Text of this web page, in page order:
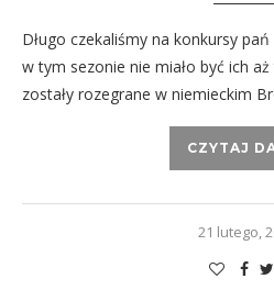
Długo czekaliśmy na konkursy
w tym sezonie nie miało być ich
zostały rozegrane w niemieckim
CZYTAJ
21 lutego,